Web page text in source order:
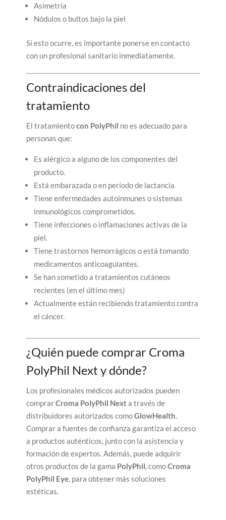
Asimetría
Nódulos o bultos bajo la piel
Si esto ocurre, es importante ponerse en contacto
con un profesional sanitario inmediatamente.
Contraindicaciones del
tratamiento
El tratamientocon PolyPhil no es adecuado para
personas que:
Es alérgico a alguno de los componentes del
producto.
Está embarazada o en período de lactancia
Tiene enfermedades autoinmunes o sistemas
inmunológicos comprometidos.
Tiene infecciones o inflamaciones activas de la
piel.
Tiene trastornos hemorrágicos o está tomando
medicamentos anticoagulantes.
Se han sometido a tratamientos cutáneos
recientes (en el último mes)
Actualmente están recibiendo tratamiento contra
el cáncer.
¿Quién puede comprar Croma
PolyPhil Next y dónde?
Los profesionales médicos autorizados pueden
comprarCroma PolyPhil Nexta través de
distribuidores autorizados comoGlowHealth.
Comprar a fuentes de confianza garantiza el acceso
a productos auténticos, junto con la asistencia y
formación de expertos. Además, puede adquirir
otros productos de la gama PolyPhil, comoCroma
PolyPhil Eye, para obtener más soluciones
estéticas.